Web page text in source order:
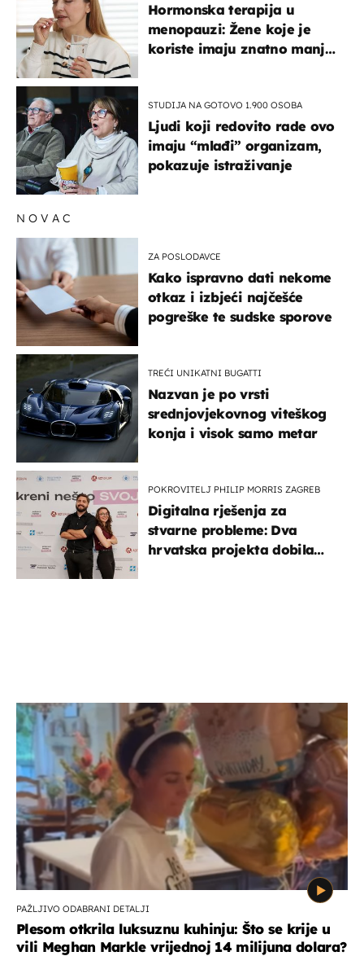
Hormonska terapija u
menopauzi: Žene koje je
koriste imaju znatno manji
STUDIJA NA GOTOVO 1.900 OSOBA
Ljudi koji redovito rade ovo
imaju “mlađi” organizam,
pokazuje istraživanje
NOVAC
ZA POSLODAVCE
Kako ispravno dati nekome
otkaz i izbjeći najčešće
pogreške te sudske sporove
TREĆI UNIKATNI BUGATTI
Nazvan je po vrsti
srednjovjekovnog viteškog
konja i visok samo metar
POKROVITELJ PHILIP MORRIS ZAGREB
Digitalna rješenja za
stvarne probleme: Dva
hrvatska projekta dobila
PAŽLJIVO ODABRANI DETALJI
Plesom otkrila luksuznu kuhinju: Što se krije u
vili Meghan Markle vrijednoj 14 milijuna dolara?